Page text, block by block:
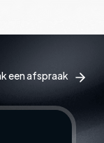
een afspraak